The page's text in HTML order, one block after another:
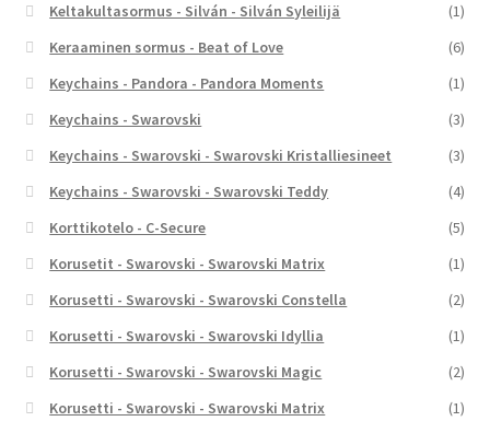
Keltakultasormus - Silván - Silván Syleilijä
(1)
Keraaminen sormus - Beat of Love
(6)
Keychains - Pandora - Pandora Moments
(1)
Keychains - Swarovski
(3)
Keychains - Swarovski - Swarovski Kristalliesineet
(3)
Keychains - Swarovski - Swarovski Teddy
(4)
Korttikotelo - C-Secure
(5)
Korusetit - Swarovski - Swarovski Matrix
(1)
Korusetti - Swarovski - Swarovski Constella
(2)
Korusetti - Swarovski - Swarovski Idyllia
(1)
Korusetti - Swarovski - Swarovski Magic
(2)
Korusetti - Swarovski - Swarovski Matrix
(1)